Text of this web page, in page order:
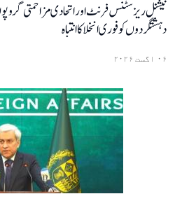
نیشنل ریزسٹنس فرنٹ اور اتحادی مزاحمتی
دہشتگردوں کو فوری انخلا کا انتباہ
۰۶ اگست ۲۰۲۶